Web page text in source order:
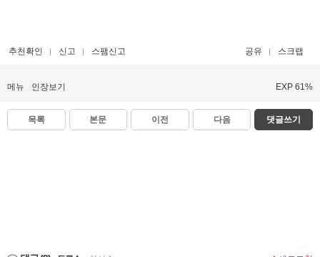
추천확인 신고 스팸신고 공유 스크랩
메뉴 인장보기 EXP 61%
목록 본문 이전 다음 댓글쓰기